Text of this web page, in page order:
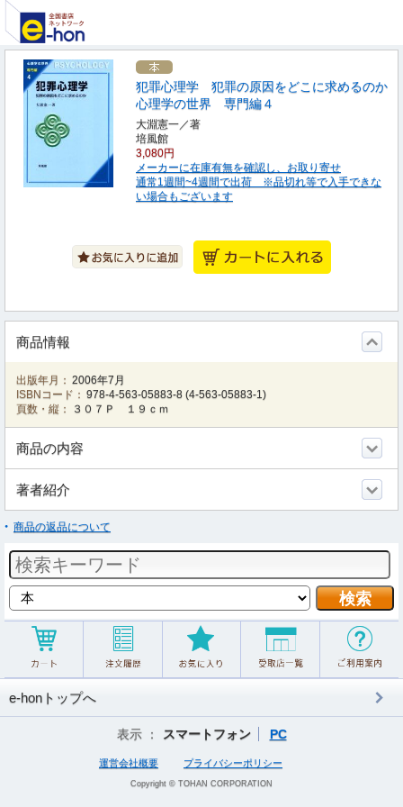
犯罪心理学 犯罪の原因をどこに求めるのか
心理学の世界 専門編４
大淵憲一／著
培風館
3,080円
メーカーに在庫有無を確認し、お取り寄せ
通常1週間~4週間で出荷 ※品切れ等で入手できな
い場合もございます
商品情報
出版年月： 2006年7月
ISBNコード： 978-4-563-05883-8 (4-563-05883-1)
頁数・縦：
３０７Ｐ １９ｃｍ
商品の内容
著者紹介
商品の返品について
e-honトップへ
表示 ： スマートフォン PC
運営会社概要 プライバシーポリシー
Copyright © TOHAN CORPORATION